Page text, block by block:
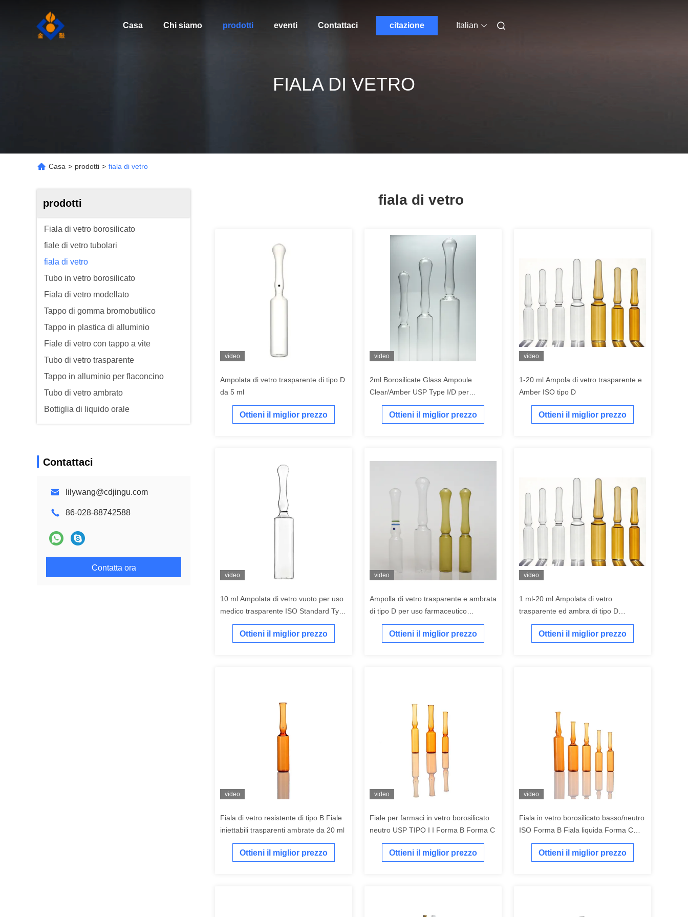
Casa Chi siamo prodotti eventi Contattaci citazione Italian
FIALA DI VETRO
Casa > prodotti > fiala di vetro
prodotti
Fiala di vetro borosilicato
fiale di vetro tubolari
fiala di vetro
Tubo in vetro borosilicato
Fiala di vetro modellato
Tappo di gomma bromobutilico
Tappo in plastica di alluminio
Fiale di vetro con tappo a vite
Tubo di vetro trasparente
Tappo in alluminio per flaconcino
Tubo di vetro ambrato
Bottiglia di liquido orale
Contattaci
lilywang@cdjingu.com
86-028-88742588
Contatta ora
fiala di vetro
video
Ampolata di vetro trasparente di tipo D
da 5 ml
Ottieni il miglior prezzo
video
2ml Borosilicate Glass Ampoule
Clear/Amber USP Type I/D per
Iniezione Farmaceutica
Ottieni il miglior prezzo
video
1-20 ml Ampola di vetro trasparente e
Amber ISO tipo D
Ottieni il miglior prezzo
video
10 ml Ampolata di vetro vuoto per uso
medico trasparente ISO Standard Type
Ottieni il miglior prezzo
video
Ampolla di vetro trasparente e ambrata
di tipo D per uso farmaceutico
iniettabile
Ottieni il miglior prezzo
video
1 ml-20 ml Ampolata di vetro
trasparente ed ambra di tipo D
Ampolata farmaceutica per iniezioni
Ottieni il miglior prezzo
video
Fiala di vetro resistente di tipo B Fiale
iniettabili trasparenti ambrate da 20 ml
Ottieni il miglior prezzo
video
Fiale per farmaci in vetro borosilicato
neutro USP TIPO I I Forma B Forma C
Ottieni il miglior prezzo
video
Fiala in vetro borosilicato basso/neutro
ISO Forma B Fiala liquida Forma C
USP TIPO I
Ottieni il miglior prezzo